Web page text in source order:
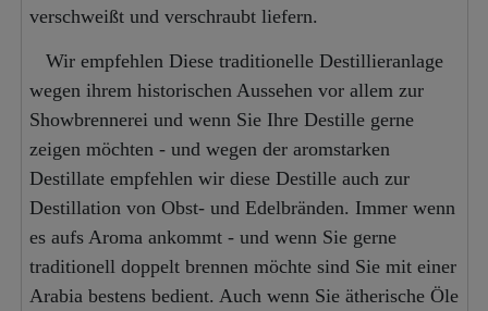
verschweißt und verschraubt liefern.
Wir empfehlen Diese traditionelle Destillieranlage
wegen ihrem historischen Aussehen vor allem zur
Showbrennerei und wenn Sie Ihre Destille gerne
zeigen möchten - und wegen der aromstarken
Destillate empfehlen wir diese Destille auch zur
Destillation von Obst- und Edelbränden. Immer wenn
es aufs Aroma ankommt - und wenn Sie gerne
traditionell doppelt brennen möchte sind Sie mit einer
Arabia bestens bedient. Auch wenn Sie ätherische Öle